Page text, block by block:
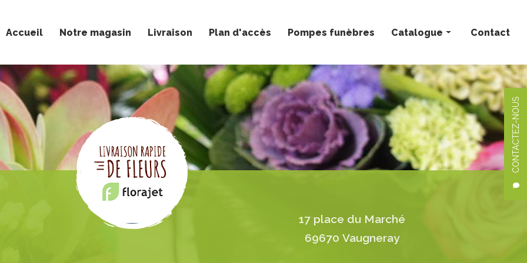
CONTACTEZ-NOUS
Accueil Notre magasin Livraison Plan d'accès Pompes funèbres Catalogue
Bouquets personnalisés
Compositions florales
Deuil
Mariage
Plantes
Contact
17 place du Marché
69670 Vaugneray